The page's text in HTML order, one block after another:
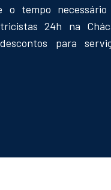
o tempo
24h na
para